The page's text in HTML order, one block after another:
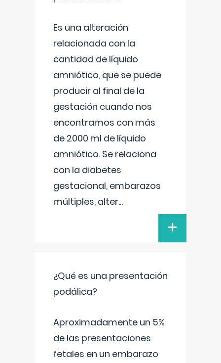
Es una alteración
relacionada con la
cantidad de líquido
amniótico, que se puede
producir al final de la
gestación cuando nos
encontramos con más
de 2000 ml de líquido
amniótico. Se relaciona
con la diabetes
gestacional, embarazos
múltiples, alter...
+
¿Qué es una presentación
podálica?
Aproximadamente un 5%
de las presentaciones
fetales en un embarazo